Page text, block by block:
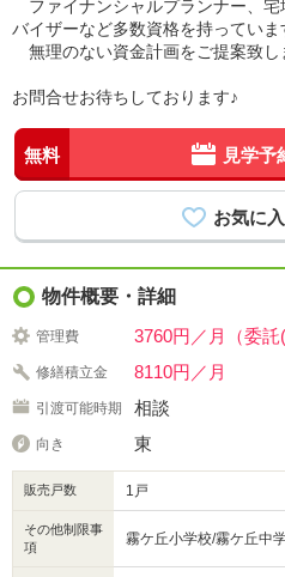
ファイナンシャルプランナー、宅
バイザーなど多数資格を持っていま
無理のない資金計画をご提案致
お問合せお待ちしております♪
無料 見学予
物件概要・詳細
管理費 3760円／月（委託(
修繕積立金 8110円／月
引渡可能時期 相談
向き 東
販売戸数 1戸
その他制限事
項
霧ケ丘小学校/霧ケ丘中